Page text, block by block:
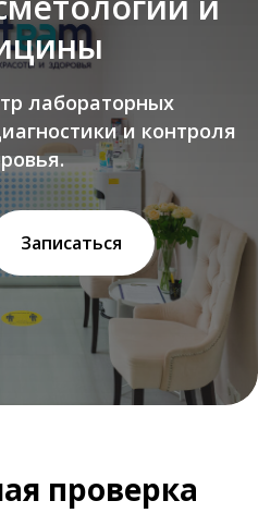
лабораторных
и контроля
Записаться
проверка